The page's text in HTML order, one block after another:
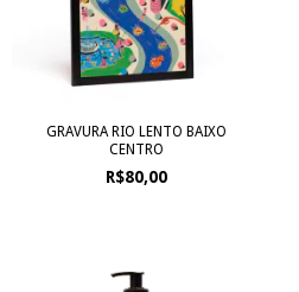
GRAVURA RIO LENTO BAIXO
CENTRO
R$80,00